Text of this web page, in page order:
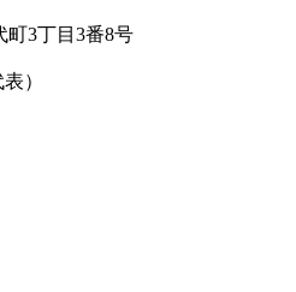
町3丁目3番8号
）